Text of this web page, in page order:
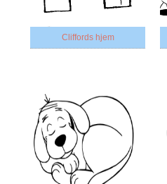
Cliffords hjem